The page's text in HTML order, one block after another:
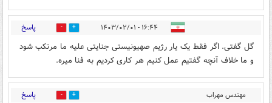
۱۶:۴۴ - ۱۴۰۳/۰۲/۰۱ 0 پاسخ
گل گفتی. اگر فقط یک یار رژیم صهیونیستی جنایتی علیه ما مرتکب شود
و ما خلاف آنچه گفتیم عمل کنیم هر کاری کردیم به فنا میره.
مهندس مهراب
0 پاسخ